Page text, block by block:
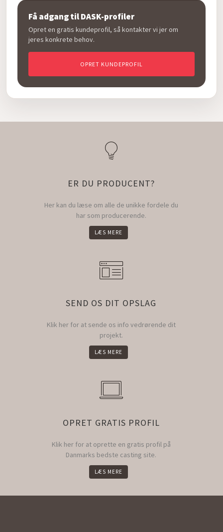
Få adgang til DASK-profiler
Opret en gratis kundeprofil, så kontakter vi jer om
jeres konkrete behov.
OPRET KUNDEPROFIL
ER DU PRODUCENT?
Her kan du læse om alle de unikke fordele du
har som producerende.
LÆS MERE
SEND OS DIT OPSLAG
Klik her for at sende os info vedrørende dit
projekt.
LÆS MERE
OPRET GRATIS PROFIL
Klik her for at oprette en gratis profil på
Danmarks bedste casting site.
LÆS MERE